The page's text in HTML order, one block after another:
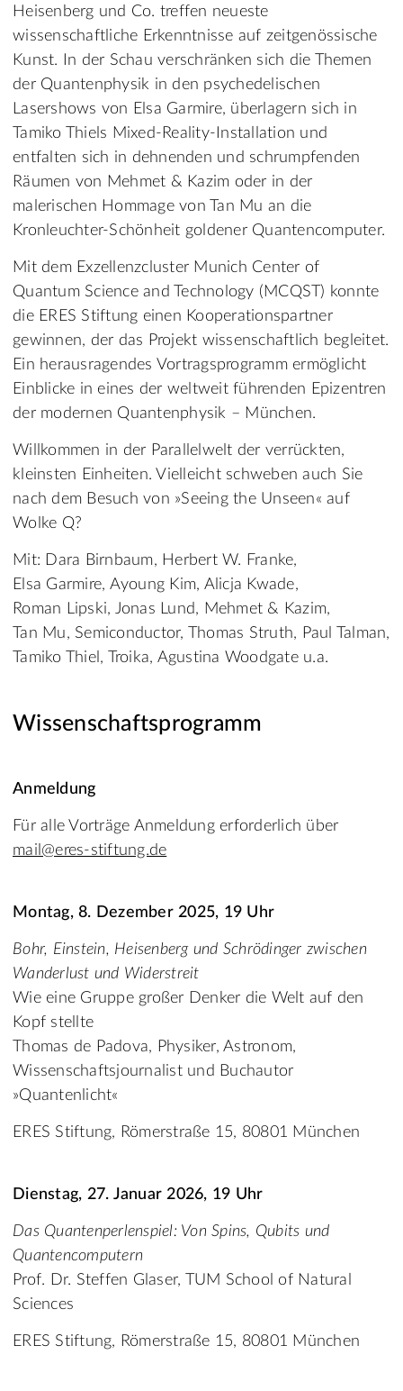
Heisenberg und Co. treffen neueste
wissenschaftliche Erkenntnisse auf zeitgenössische
Kunst. In der Schau verschränken sich die Themen
der Quantenphysik in den psychedelischen
Lasershows von Elsa Garmire, überlagern sich in
Tamiko Thiels Mixed-Reality-Installation und
entfalten sich in dehnenden und schrumpfenden
Räumen von Mehmet & Kazim oder in der
malerischen Hommage von Tan Mu an die
Kronleuchter-Schönheit goldener Quantencomputer.
Mit dem Exzellenzcluster Munich Center of
Quantum Science and Technology (MCQST) konnte
die ERES Stiftung einen Kooperationspartner
gewinnen, der das Projekt wissenschaftlich begleitet.
Ein herausragendes Vortragsprogramm ermöglicht
Einblicke in eines der weltweit führenden Epizentren
der modernen Quantenphysik – München.
Willkommen in der Parallelwelt der verrückten,
kleinsten Einheiten. Vielleicht schweben auch Sie
nach dem Besuch von »Seeing the Unseen« auf
Wolke Q?
Mit: Dara Birnbaum, Herbert W. Franke,
Elsa Garmire, Ayoung Kim, Alicja Kwade,
Roman Lipski, Jonas Lund, Mehmet & Kazim,
Tan Mu, Semiconductor, Thomas Struth, Paul Talman,
Tamiko Thiel, Troika, Agustina Woodgate u.a.
Wissenschaftsprogramm
Anmeldung
Für alle Vorträge Anmeldung erforderlich über
mail@eres-stiftung.de
Montag, 8. Dezember 2025, 19 Uhr
Bohr, Einstein, Heisenberg und Schrödinger zwischen
Wanderlust und Widerstreit
Wie eine Gruppe großer Denker die Welt auf den
Kopf stellte
Thomas de Padova, Physiker, Astronom,
Wissenschaftsjournalist und Buchautor
»Quantenlicht«
ERES Stiftung, Römerstraße 15, 80801 München
Dienstag, 27. Januar 2026, 19 Uhr
Das Quantenperlenspiel: Von Spins, Qubits und
Quantencomputern
Prof. Dr. Steffen Glaser, TUM School of Natural
Sciences
ERES Stiftung, Römerstraße 15, 80801 München